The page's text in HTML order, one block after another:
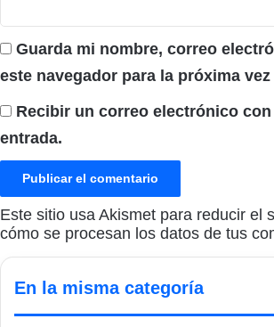
Guarda mi nombre, correo
este navegador para la próxima
Recibir un correo electrónico
entrada.
Este sitio usa Akismet para reducir el
cómo se procesan los datos de tus
En la misma categoría